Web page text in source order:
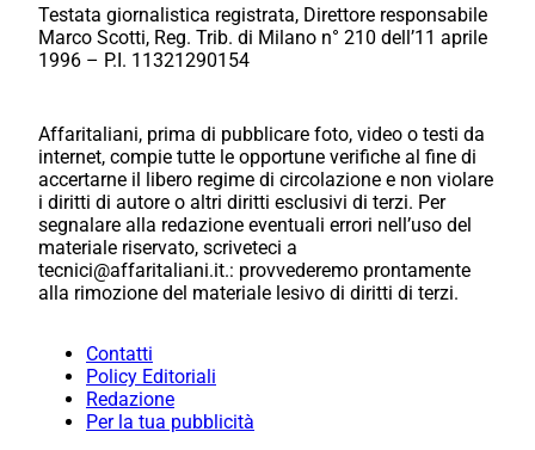
Testata giornalistica registrata, Direttore responsabile
Marco Scotti, Reg. Trib. di Milano n° 210 dell’11 aprile
1996 – P.I. 11321290154
Affaritaliani, prima di pubblicare foto, video o testi da
internet, compie tutte le opportune verifiche al fine di
accertarne il libero regime di circolazione e non violare
i diritti di autore o altri diritti esclusivi di terzi. Per
segnalare alla redazione eventuali errori nell’uso del
materiale riservato, scriveteci a
tecnici@affaritaliani.it.: provvederemo prontamente
alla rimozione del materiale lesivo di diritti di terzi.
Contatti
Policy Editoriali
Redazione
Per la tua pubblicità